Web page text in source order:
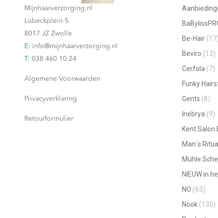
productpagina
Mijnhaarverzorging.nl
Lübeckplein 5
8017 JZ Zwolle
E: info@mijnhaarverzorging.nl
T: 038 460 10 24
Algemene Voorwaarden
Privacyverklaring
Retourformulier
Be-Hair (17)
Beviro (12)
Cerfola (7)
Funky
Gents (8)
Inebrya (9)
Kent Salon
Man`s
Mühle
NIEUW in
NO (63)
Nook (130)